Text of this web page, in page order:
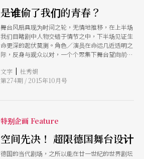
是谁偷了我们的青春？
舞台风扇具现为时间之轮，无情地推移，在上半场
我们目睹剧中人物交错于情节之中，下半场见证生
命更深的起伏莫测。角色／演员在命运几近透明之
际，反身与观众以对，一个个聚集下舞台望向前
的回眸。
文字 | 杜秀娟
第274期 / 2015年10月号
特别企画 Feature
空间先决！ 超限德国舞台设计
德国的当代剧场，之所以能在廿一世纪的世界剧坛